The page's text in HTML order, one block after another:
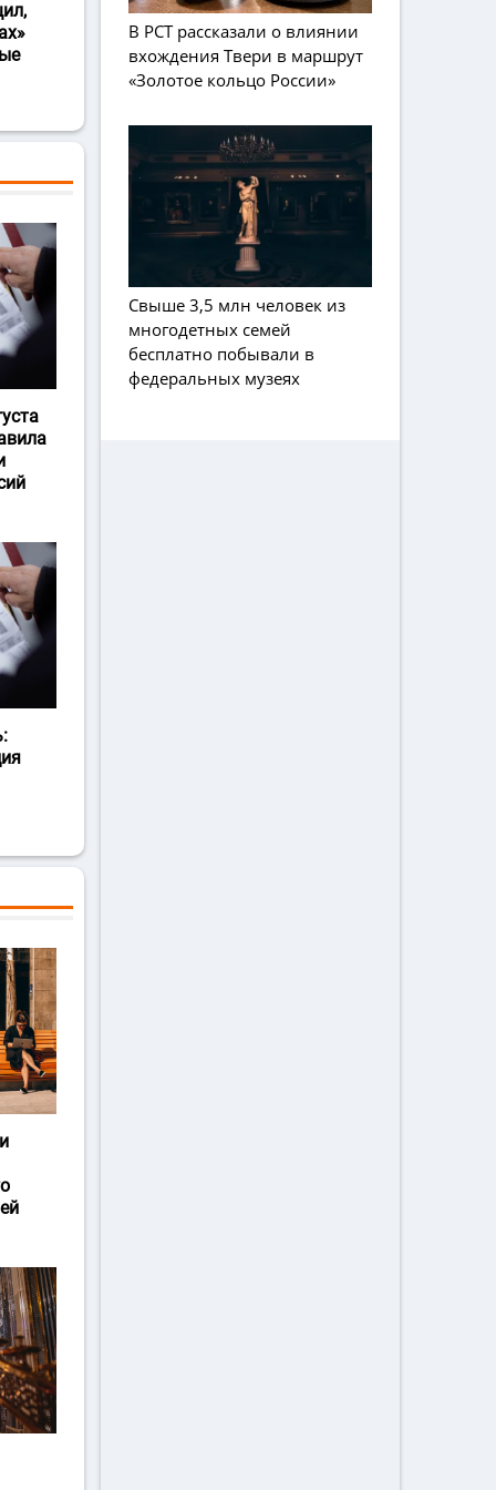
В РСТ рассказали о влиянии
вхождения Твери в маршрут
«Золотое кольцо России»
Свыше 3,5 млн человек из
многодетных семей
бесплатно побывали в
федеральных музеях